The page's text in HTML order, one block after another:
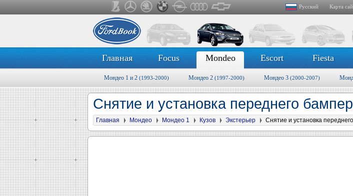
Русский Карта
Главная Focus Mondeo Escort Fiesta
Мондео 1 и 2 (1993-2000) Мондео 2 (1997-2000) Мондео 3 (2000-2007)
Снятие и установка переднего
Главная Мондео Мондео 1 Кузов Экстерьер Снятие и установка